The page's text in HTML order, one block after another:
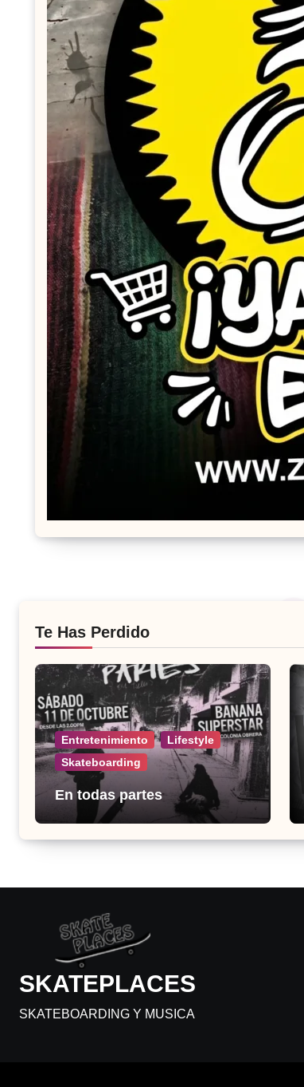
Te Has Perdido
Entretenimiento
Lifestyle
Skateboarding
En todas partes
SKATEPLACES
SKATEBOARDING Y MUSICA